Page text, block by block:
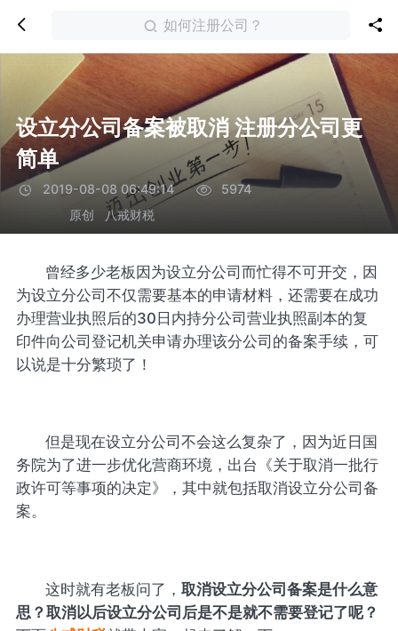
如何注册公司？
设立分公司备案被取消 注册分公司更
简单
2019-08-08 06:49:14
5974
原创
八戒财税
曾经多少老板因为设立分公司而忙得不可开交，因
为设立分公司不仅需要基本的申请材料，还需要在成功
办理营业执照后的30日内持分公司营业执照副本的复
印件向公司登记机关申请办理该分公司的备案手续，可
以说是十分繁琐了！
但是现在设立分公司不会这么复杂了，因为近日国
务院为了进一步优化营商环境，出台《关于取消一批行
政许可等事项的决定》，其中就包括取消设立分公司备
案。
这时就有老板问了，取消设立分公司备案是什么意
思？取消以后设立分公司后是不是就不需要登记了呢？